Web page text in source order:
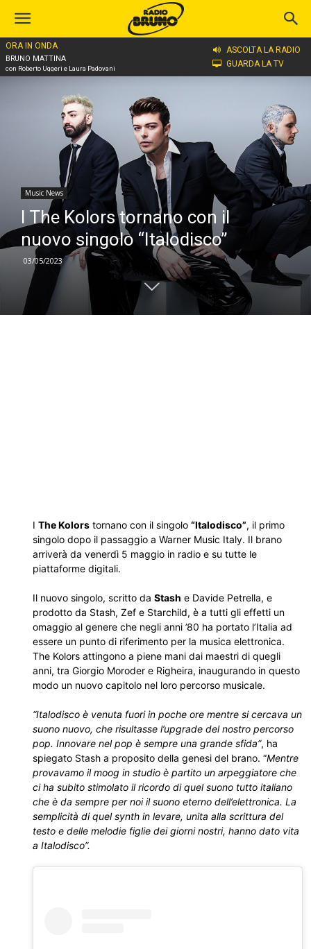
ORA IN ONDA
BRUNO MATTINA
con Roberto Uggeri e Laura Padovani
ASCOLTA LA RADIO
GUARDA LA TV
Home
Music News
I The Kolors tornano con il
nuovo singolo “Italodisco”
03/05/2023
I The Kolors tornano con il singolo “Italodisco”, il primo
singolo dopo il passaggio a Warner Music Italy. Il brano
arriverà da venerdì 5 maggio in radio e su tutte le
piattaforme digitali.
Il nuovo singolo, scritto da Stash e Davide Petrella, e
prodotto da Stash, Zef e Starchild, è a tutti gli effetti un
omaggio al genere che negli anni ’80 ha portato l’Italia ad
essere un punto di riferimento per la musica elettronica.
The Kolors attingono a piene mani dai maestri di quegli
anni, tra Giorgio Moroder e Righeira, inaugurando in questo
modo un nuovo capitolo nel loro percorso musicale.
“Italodisco è venuta fuori in poche ore mentre si cercava un
suono nuovo, che risultasse l’upgrade del nostro percorso
pop. Innovare nel pop è sempre una grande sfida”, ha
spiegato Stash a proposito della genesi del brano. “Mentre
provavamo il moog in studio è partito un arpeggiatore che
ci ha subito stimolato il ricordo di quel suono tutto italiano
che è da sempre per noi il suono eterno dell’elettronica. La
semplicità di quel synth in levare, unita alla scrittura del
testo e delle melodie figlie dei giorni nostri, hanno dato vita
a Italodisco”.